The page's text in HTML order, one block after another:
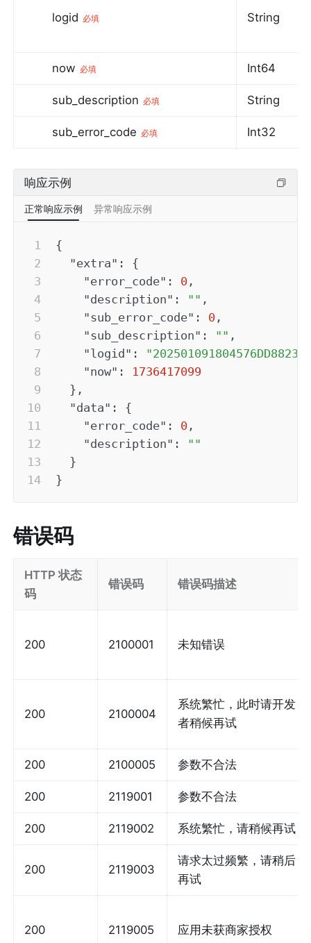
logid 必填 String
now 必填 Int64
sub_description 必填 String
sub_error_code 必填 Int32
响应示例
正常响应示例 异常响应示例
{
"extra" :
{
"error_code" : 0 ,
"description" : "" ,
"sub_error_code" : 0 ,
"sub_description" : "" ,
"logid" :
"now" :
1736417099
} ,
"data" :
{
"error_code" : 0 ,
"description" :
""
}
}
错误码
HTTP 状态
码
错误码 错误码描述
200 2100001 未知错误
200 2100004
系统繁忙，此时请开发
者稍候再试
200 2100005 参数不合法
200 2119001 参数不合法
200 2119002 系统繁忙，请稍候再试
200 2119003
请求太过频繁，请稍后
再试
200 2119005 应用未获商家授权